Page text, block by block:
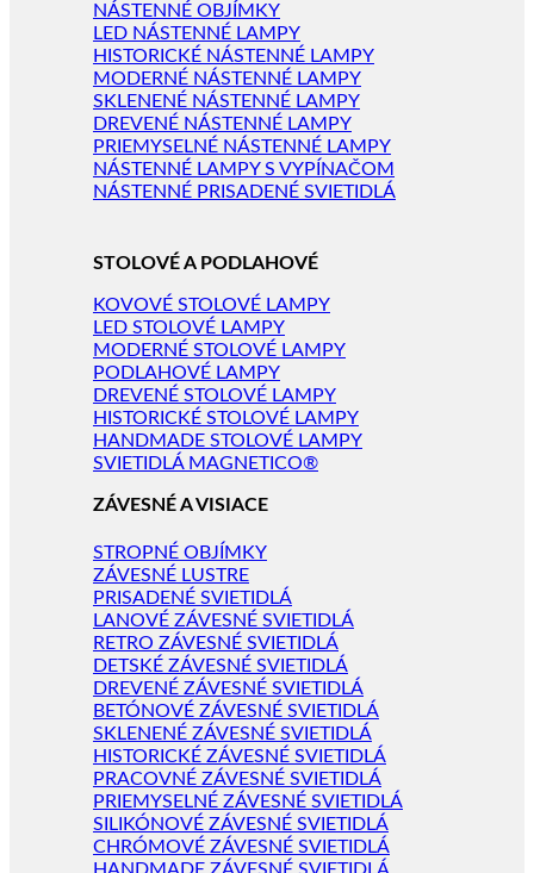
NÁSTENNÉ OBJÍMKY
LED NÁSTENNÉ LAMPY
HISTORICKÉ NÁSTENNÉ LAMPY
MODERNÉ NÁSTENNÉ LAMPY
SKLENENÉ NÁSTENNÉ LAMPY
DREVENÉ NÁSTENNÉ LAMPY
PRIEMYSELNÉ NÁSTENNÉ LAMPY
NÁSTENNÉ LAMPY S VYPÍNAČOM
NÁSTENNÉ PRISADENÉ SVIETIDLÁ
STOLOVÉ A PODLAHOVÉ
KOVOVÉ STOLOVÉ LAMPY
LED STOLOVÉ LAMPY
MODERNÉ STOLOVÉ LAMPY
PODLAHOVÉ LAMPY
DREVENÉ STOLOVÉ LAMPY
HISTORICKÉ STOLOVÉ LAMPY
HANDMADE STOLOVÉ LAMPY
SVIETIDLÁ MAGNETICO®
ZÁVESNÉ A VISIACE
STROPNÉ OBJÍMKY
ZÁVESNÉ LUSTRE
PRISADENÉ SVIETIDLÁ
LANOVÉ ZÁVESNÉ SVIETIDLÁ
RETRO ZÁVESNÉ SVIETIDLÁ
DETSKÉ ZÁVESNÉ SVIETIDLÁ
DREVENÉ ZÁVESNÉ SVIETIDLÁ
BETÓNOVÉ ZÁVESNÉ SVIETIDLÁ
SKLENENÉ ZÁVESNÉ SVIETIDLÁ
HISTORICKÉ ZÁVESNÉ SVIETIDLÁ
PRACOVNÉ ZÁVESNÉ SVIETIDLÁ
PRIEMYSELNÉ ZÁVESNÉ SVIETIDLÁ
SILIKÓNOVÉ ZÁVESNÉ SVIETIDLÁ
CHRÓMOVÉ ZÁVESNÉ SVIETIDLÁ